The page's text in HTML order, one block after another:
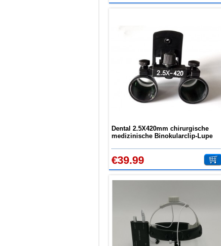
Dental 2.5X420mm chirurgische
medizinische Binokularclip-Lupe
€39.99